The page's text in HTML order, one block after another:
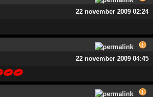
22 november 2009 02:24
22 november 2009 04:45